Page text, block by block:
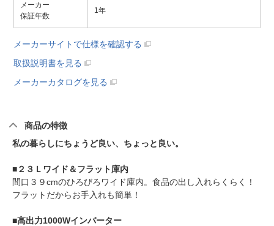
メーカー
保証年数
1年
メーカーサイトで仕様を確認する
取扱説明書を見る
メーカーカタログを見る
商品の特徴
私の暮らしにちょうど良い、ちょっと良い。
■２３Ｌワイド＆フラット庫内
間口３９cmのひろびろワイド庫内。食品の出し入れらくらく！
フラットだからお手入れも簡単！
■高出力1000Wインバーター